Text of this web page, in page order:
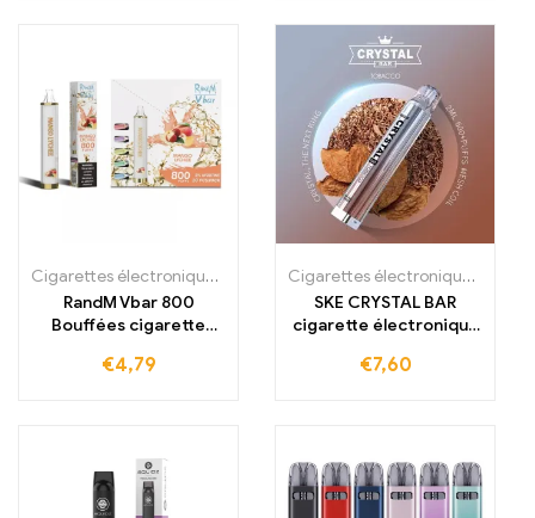
Cigarettes électroniques jetables ,Cigarettes électroniques
RandM Vbar 800
Bouffées cigarette
lumineuse
€4,79
Cigarettes électroniques jetables
SKE CRYSTAL BAR
cigarette électronique
€7,60